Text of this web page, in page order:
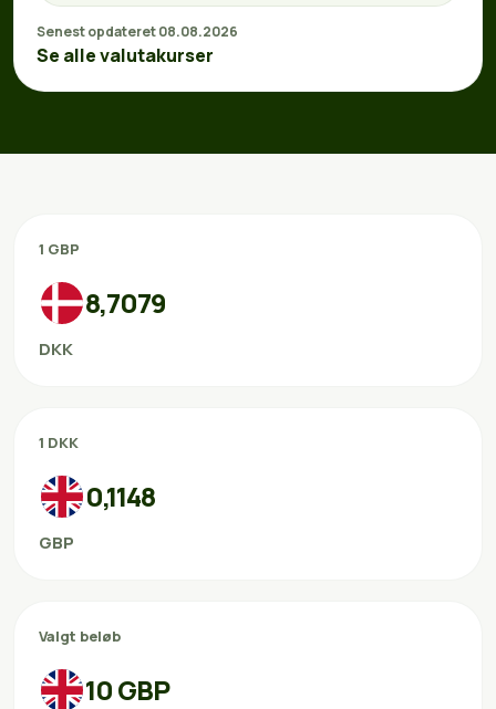
Senest opdateret 08.08.2026
Se alle valutakurser
1 GBP
8,7079
DKK
1 DKK
0,1148
GBP
Valgt beløb
10 GBP